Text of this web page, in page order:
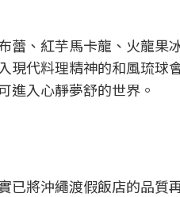
蕾、紅芋馬卡龍、火龍果
現代料理精神的和風琉球
進入心靜夢舒的世界。
已將沖繩渡假飯店的品質